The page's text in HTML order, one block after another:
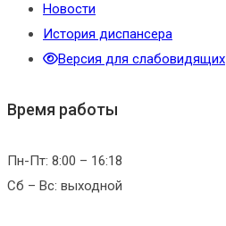
Новости
История диспансера
Версия для слабовидящих
Время работы
Пн-Пт: 8:00 – 16:18
Сб – Вс: выходной